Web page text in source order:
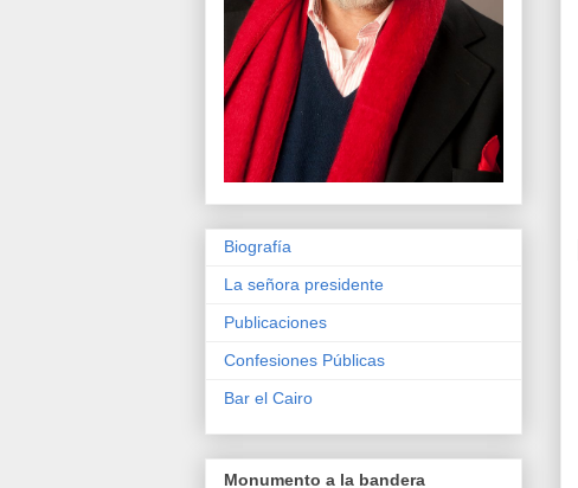
Biografía
La señora presidente
Publicaciones
Confesiones Públicas
Bar el Cairo
Monumento a la bandera